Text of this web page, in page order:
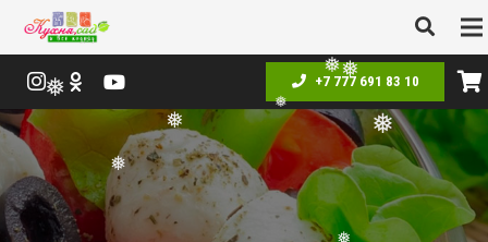
❅
❅
❅
❅
❅
❅
+7 777 691 83 10